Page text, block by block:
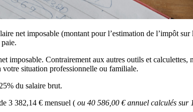
net imposable (montant pour l’estimation de l’impôt
imposable. Contrairement aux autres outils et
situation professionnelle ou familiale.
du salaire brut.
3 382,14 € mensuel ( ou 40 586,00 € annuel calculés sur